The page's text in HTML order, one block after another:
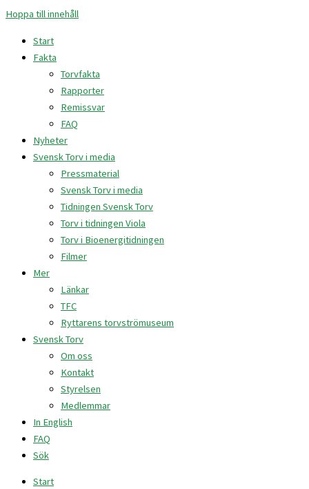
Hoppa till innehåll
Start
Fakta
Torvfakta
Rapporter
Remissvar
FAQ
Nyheter
Svensk Torv i media
Pressmaterial
Svensk Torv i media
Tidningen Svensk Torv
Torv i tidningen Viola
Torv i Bioenergitidningen
Filmer
Mer
Länkar
TFC
Ryttarens torvströmuseum
Svensk Torv
Om oss
Kontakt
Styrelsen
Medlemmar
In English
FAQ
Sök
Start